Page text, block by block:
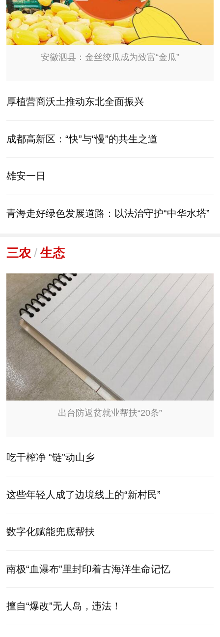
安徽泗县：金丝绞瓜成为致富“金瓜”
厚植营商沃土推动东北全面振兴
成都高新区：“快”与“慢”的共生之道
雄安一日
青海走好绿色发展道路：以法治守护“中华水塔”
三农 / 生态
出台防返贫就业帮扶“20条”
吃干榨净 “链”动山乡
这些年轻人成了边境线上的“新村民”
数字化赋能兜底帮扶
南极“血瀑布”里封印着古海洋生命记忆
擅自“爆改”无人岛，违法！